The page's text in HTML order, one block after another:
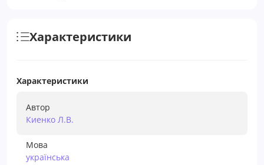
Характеристики
Характеристики
Автор
Киенко Л.В.
Мова
українська